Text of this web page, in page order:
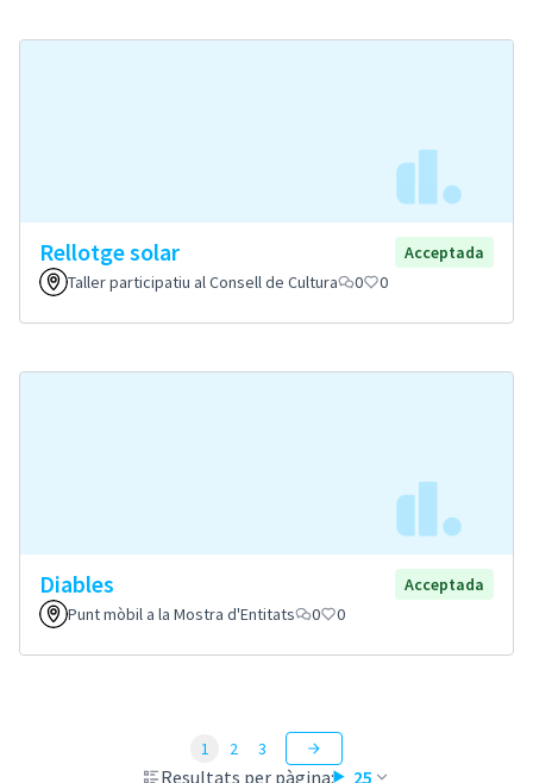
Rellotge solar
Acceptada
Taller participatiu al Consell de Cultura
0 0
Diables
Acceptada
Punt mòbil a la Mostra d'Entitats
0 0
Resultats per pàgina: 25
1 2 3